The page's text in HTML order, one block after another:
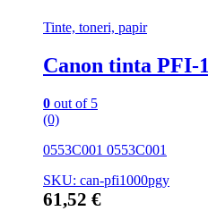
Tinte, toneri, papir
Canon tinta PFI-
0 out of 5
(0)
0553C001 0553C001
SKU: can-pfi1000pgy
61,52 €